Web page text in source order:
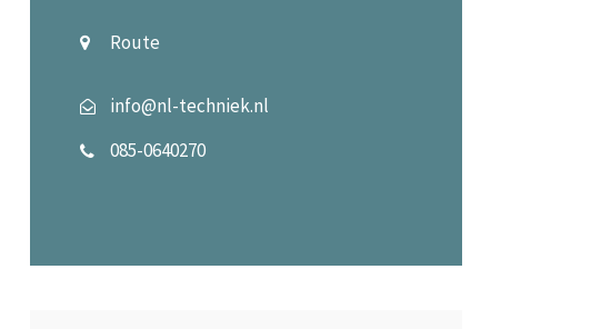
Route
info@nl-techniek.nl
085-0640270